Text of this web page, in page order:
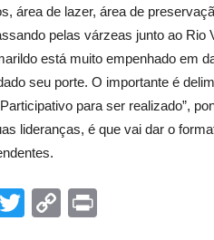
área de lazer, área de
pelas várzeas junto ao
está muito empenhado em
seu porte. O importante é
para ser realizado”,
lideranças, é que vai dar o
WhatsApp
TwitterCopy